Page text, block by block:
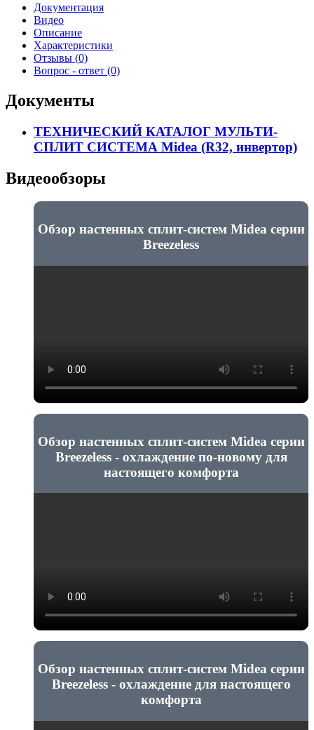
Документация
Видео
Описание
Характеристики
Отзывы (0)
Вопрос - ответ (0)
Документы
ТЕХНИЧЕСКИЙ КАТАЛОГ МУЛЬТИ-
СПЛИТ СИСТЕМА Midea (R32, инвертор)
Видеообзоры
Обзор настенных сплит-систем Midea серии
Breezeless
Обзор настенных сплит-систем Midea серии
Breezeless - охлаждение по-новому для
настоящего комфорта
Обзор настенных сплит-систем Midea серии
Breezeless - охлаждение для настоящего
комфорта